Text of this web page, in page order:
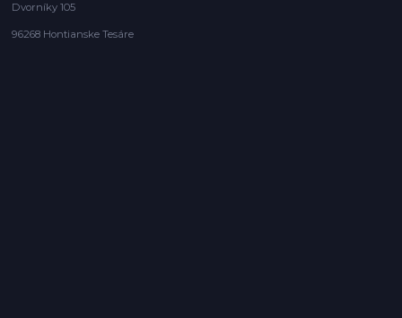
Dvorníky 105
96268 Hontianske Tesáre